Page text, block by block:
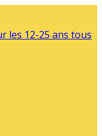
les 12-25 ans tous